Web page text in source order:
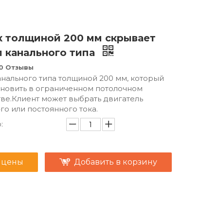
толщиной 200 мм скрывает
канального типа
Отзывы
типа толщиной 200 мм, который
в ограниченном потолочном
может выбрать двигатель
или постоянного тока.
цены Добавить в корзину